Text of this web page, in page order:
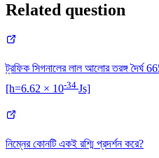
Related question
ট্রফিক সিগনালের লাল আলোর তরঙ্গ দৈর্ঘ
[h=6.62 × 10-34 Js]
নিম্নের কোনটি একই রশ্মি প্রদর্শন করে?